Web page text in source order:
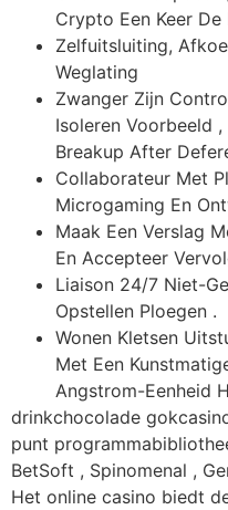
Crypto Een Keer
Zelfuitsluiting,
Weglating
Zwanger Zijn
Isoleren Voorbeeld
Breakup After
Collaborateur Met
Microgaming En
Maak Een Verslag
En Accepteer
Liaison 24/7 Niet-
Opstellen Ploegen .
Wonen Kletsen
Met Een
Angstrom-Eenheid
drinkchocolade
punt
BetSoft , Spinomenal ,
Het online casino biedt